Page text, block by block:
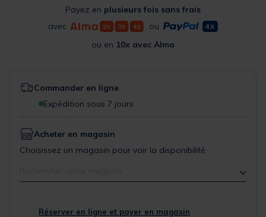
Payez en plusieurs fois sans frais
avec
ou
ou en 10x avec Alma
Commander en ligne
Expédition sous 7 jours
Acheter en magasin
Choisissez un magasin pour voir la disponibilité
Réserver en ligne et payer en magasin